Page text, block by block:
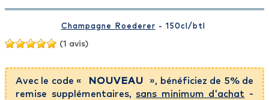
Champagne Roederer - 150cl /btl
(1 avis)
Avec le code « NOUVEAU
», bénéficiez de 5% de
remise supplémentaires,sans minimum d'achat -